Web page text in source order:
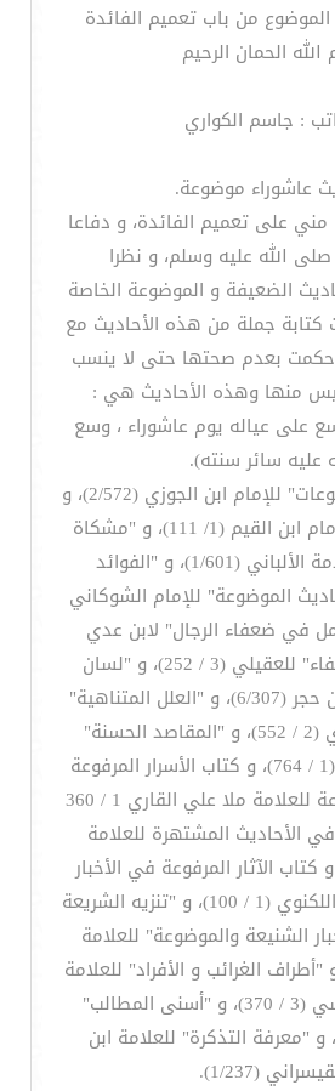
الموضوع من باب تعميم الفائدة
الحمان الرحيم
: جاسم الكواري
عاشوراء موضوعة.
على تعميم الفائدة، و دفاعا
الله عليه وسلم، و نظرا
الضعيفة و الموضوعة الخاصة
كتابة جملة من هذه الأحاديث مع
حكمت بعدم صحتها حتى لا ينسب
منها وهذه الأحاديث هي :
على عياله يوم عاشوراء ، وسع
عليه سائر سنته).
انظر : كتاب "الموضوعات" للإمام ابن الجوزي (2/572)، و
(المنار المنيف) للإمام ابن القيم (1/ 111)، و "مشكاة
المصابيح" للعلامة الألباني (1/601)، و "الفوائد
الموضوعة" للإمام الشوكاني
في ضعفاء الرجال" لابن عدي
(5(211/، و "الضعفاء" للعقيلي (3 / 252)، و "لسان
الميزان" للحافظ ابن حجر (6/307)، و "العلل المتناهية"
للإمام ابن الجوزي (2 / 552)، و "المقاصد الحسنة"
للعلامة السخاوي (1 / 764)، و كتاب الأسرار المرفوعة
في الأخبار الموضوعة للعلامة ملا علي القاري 1 / 360
الأحاديث المشتهرة للعلامة
الزركشي 1 / 188 و كتاب الآثار المرفوعة في الأخبار
الموضوعة للعلامة اللكنوي (1 / 100)، و "تنزيه الشريعة
الشنيعة والموضوعة" للعلامة
(2 / 157)، و "أطراف الغرائب و الأفراد" للعلامة
أبو طاهر المقدسي (3 / 370)، و "أسنى المطالب"
(1 / 292)، و "معرفة التذكرة" للعلامة ابن
(1/237).